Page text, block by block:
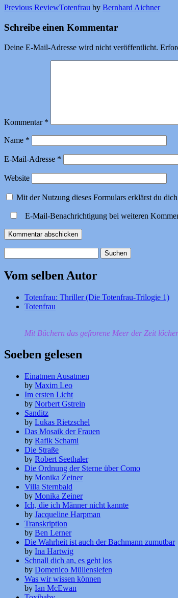
Previous ReviewTotenfrau by Bernhard Aichner
Schreibe einen Kommentar
Deine E-Mail-Adresse wird nicht veröffentlicht.
Kommentar *
Name *
E-Mail-Adresse *
Website
Mit der Nutzung dieses Formulars erklärst du
E-Mail-Benachrichtigung bei weiteren
nach:
Vom selben Autor
Totenfrau: Thriller (Die Totenfrau-Trilogie 1)
Totenfrau
Mit Büchern das gefrorene Meer der Zeit
Soeben gelesen
Einatmen Ausatmen
by Maxim Leo
Im ersten Licht
by Norbert Gstrein
Sanditz
by Lukas Rietzschel
Das Mosaik der Frauen
by Rafik Schami
Die Straße
by Robert Seethaler
Die Ordnung der Sterne über Como
by Monika Zeiner
Villa Sternbald
by Monika Zeiner
Ich, die ich Männer nicht kannte
by Jacqueline Harpman
Transkription
by Ben Lerner
Die Wahrheit ist auch der Bachmann zumutbar
by Ina Hartwig
Schnall dich an, es geht los
by Domenico Müllensiefen
Was wir wissen können
by Ian McEwan